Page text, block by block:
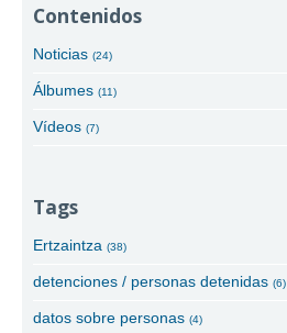
Contenidos
Noticias(24)
Álbumes(11)
Vídeos(7)
Tags
Ertzaintza(38)
detenciones / personas detenidas(6)
datos sobre personas(4)